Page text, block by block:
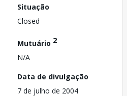
Situação
Closed
Mutuário 2
N/A
Data de divulgação
7 de julho de 2004